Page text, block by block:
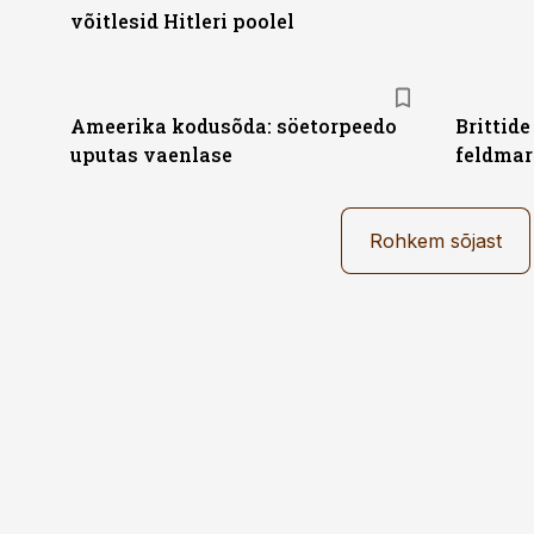
võitlesid Hitleri poolel
Ameerika kodusõda: söetorpeedo
uputas vaenlase
Brittide
Rohkem sõjast